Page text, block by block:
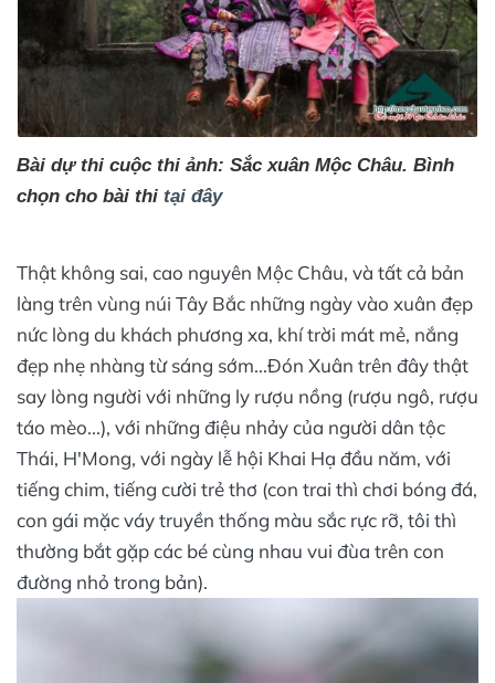
Bài dự thi cuộc thi ảnh: Sắc xuân Mộc Châu. Bình
chọn cho bài thi tại đây
Thật không sai, cao nguyên Mộc Châu, và tất cả bản
làng trên vùng núi Tây Bắc những ngày vào xuân đẹp
nức lòng du khách phương xa, khí trời mát mẻ, nắng
đẹp nhẹ nhàng từ sáng sớm...Đón Xuân trên đây thật
say lòng người với những ly rượu nồng (rượu ngô, rượu
táo mèo...), với những điệu nhảy của người dân tộc
Thái, H'Mong, với ngày lễ hội Khai Hạ đầu năm, với
tiếng chim, tiếng cười trẻ thơ (con trai thì chơi bóng đá,
con gái mặc váy truyền thống màu sắc rực rỡ, tôi thì
thường bắt gặp các bé cùng nhau vui đùa trên con
đường nhỏ trong bản).